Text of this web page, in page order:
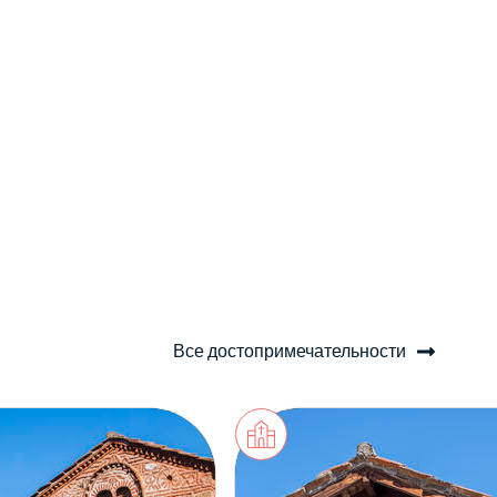
Все достопримечательности